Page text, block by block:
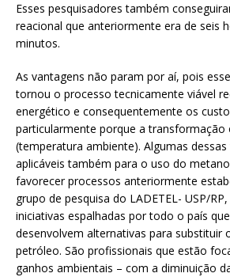
Esses pesquisadores também
reacional que anteriormente era de seis
minutos.
As vantagens não param por aí, pois
tornou o processo tecnicamente viável
energético e consequentemente os
particularmente porque a transformação
(temperatura ambiente). Algumas
aplicáveis também para o uso do
favorecer processos anteriormente
grupo de pesquisa do LADETEL- USP/
iniciativas espalhadas por todo o país
desenvolvem alternativas para substituir
petróleo. São profissionais que estão
ganhos ambientais – com a diminuição